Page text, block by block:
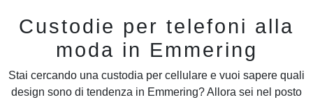
Custodie per telefoni alla
moda in Emmering
Stai cercando una custodia per cellulare e vuoi sapere quali
design sono di tendenza in Emmering? Allora sei nel posto